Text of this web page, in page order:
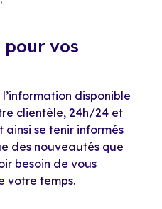
vos
disponible
clientèle, 24h/24 et
ainsi se tenir informés
des nouveautés que
besoin de vous
votre temps.